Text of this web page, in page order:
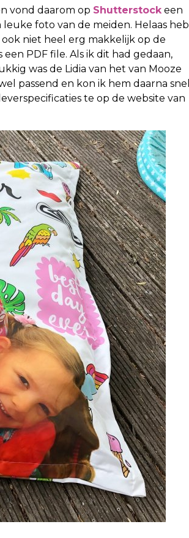
vond daarom op Shutterstockeen
foto van de meiden. Helaas heb
niet heel erg makkelijk op de
PDF file. Als ik dit had gedaan,
was de Lidia van het van Mooze
passend en kon ik hem daarna snel
te op de website van